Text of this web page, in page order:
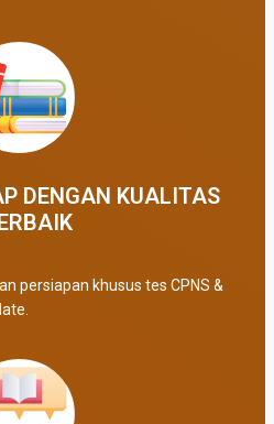
DENGAN KUALITAS
persiapan khusus tes CPNS &